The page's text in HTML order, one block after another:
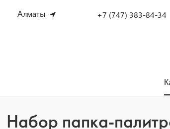
Алматы +7 (747) 383-84-34
Набор папка-